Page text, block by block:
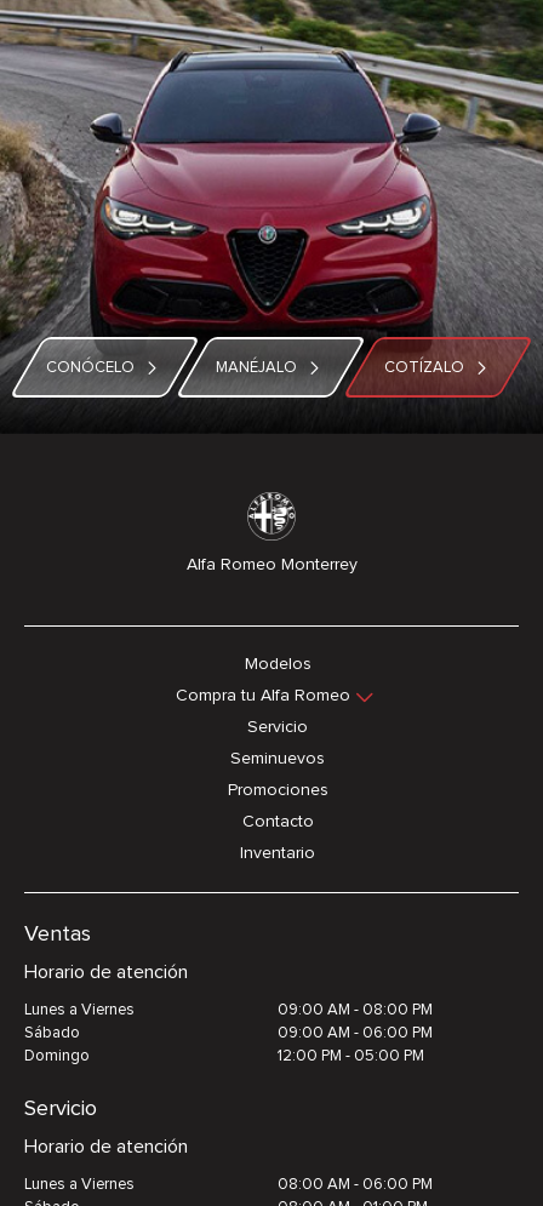
CONÓCELO MANÉJALO COTÍZALO
Alfa Romeo Monterrey
Modelos
Compra tu Alfa Romeo
Servicio
Seminuevos
Promociones
Contacto
Inventario
Ventas
Horario de atención
Lunes a Viernes
09:00 AM - 08:00 PM
Sábado
09:00 AM - 06:00 PM
Domingo
12:00 PM - 05:00 PM
Servicio
Horario de atención
Lunes a Viernes
08:00 AM - 06:00 PM